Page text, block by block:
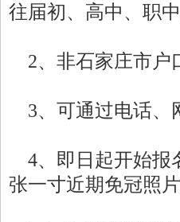
往届初、高中、职
2、非石家庄市户
3、可通过电话、
4、即日起开始报
张一寸近期免冠照片